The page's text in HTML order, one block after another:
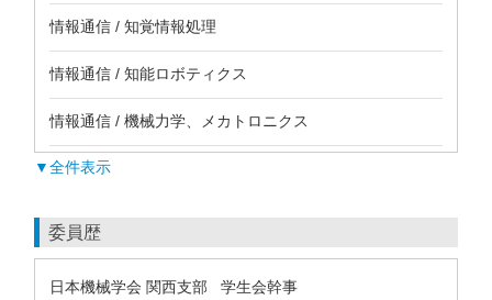
情報通信 / 知覚情報処理
情報通信 / 知能ロボティクス
情報通信 / 機械力学、メカトロニクス
▼全件表示
委員歴
日本機械学会 関西支部 学生会幹事